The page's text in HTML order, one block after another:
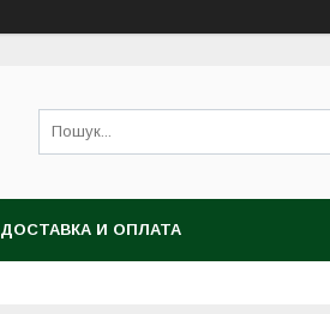
ДОСТАВКА И ОПЛАТА